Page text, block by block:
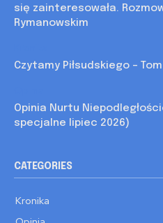
się zainteresowała.
Rymanowskim
Czytamy Piłsudskiego – Tom
Opinia Nurtu
specjalne lipiec 2026)
CATEGORIES
Kronika